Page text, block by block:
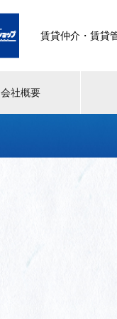
賃貸仲介・賃貸
会社概要